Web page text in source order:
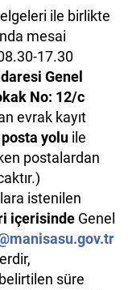
ile birlikte
mesai
17.30
Genel
No: 12/c
evrak kayıt
yoluile
postalardan
istenilen
içerisinde Genel
süre